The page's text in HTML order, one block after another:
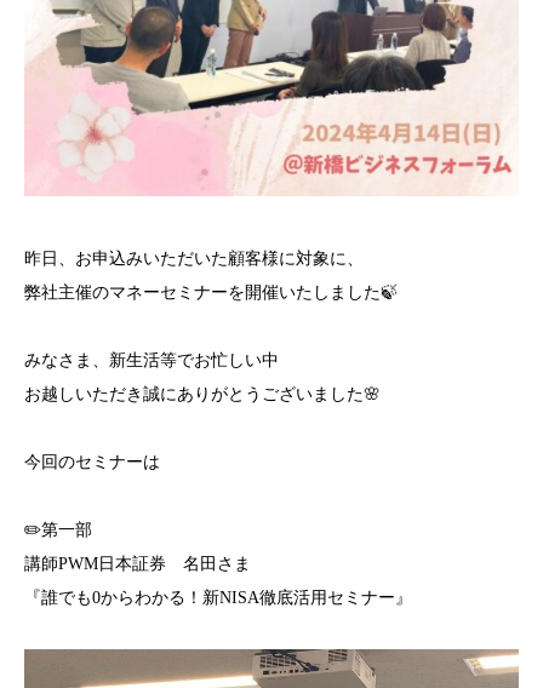
昨日、お申込みいただいた顧客様に対象に、
弊社主催のマネーセミナーを開催いたしました🍃
みなさま、新生活等でお忙しい中
お越しいただき誠にありがとうございました🌸
今回のセミナーは
✏️第一部
講師PWM日本証券 名田さま
『誰でも0からわかる！新NISA徹底活用セミナー』